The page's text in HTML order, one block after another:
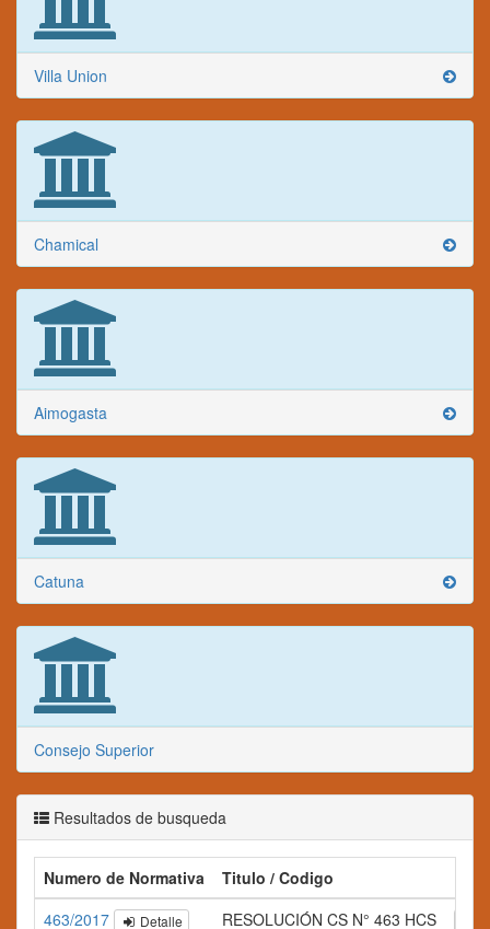
Villa Union
Chamical
Aimogasta
Catuna
Consejo Superior
Resultados de busqueda
Numero de Normativa Titulo / Codigo
463/2017
Detalle RESOLUCIÓN CS N° 463 HCS